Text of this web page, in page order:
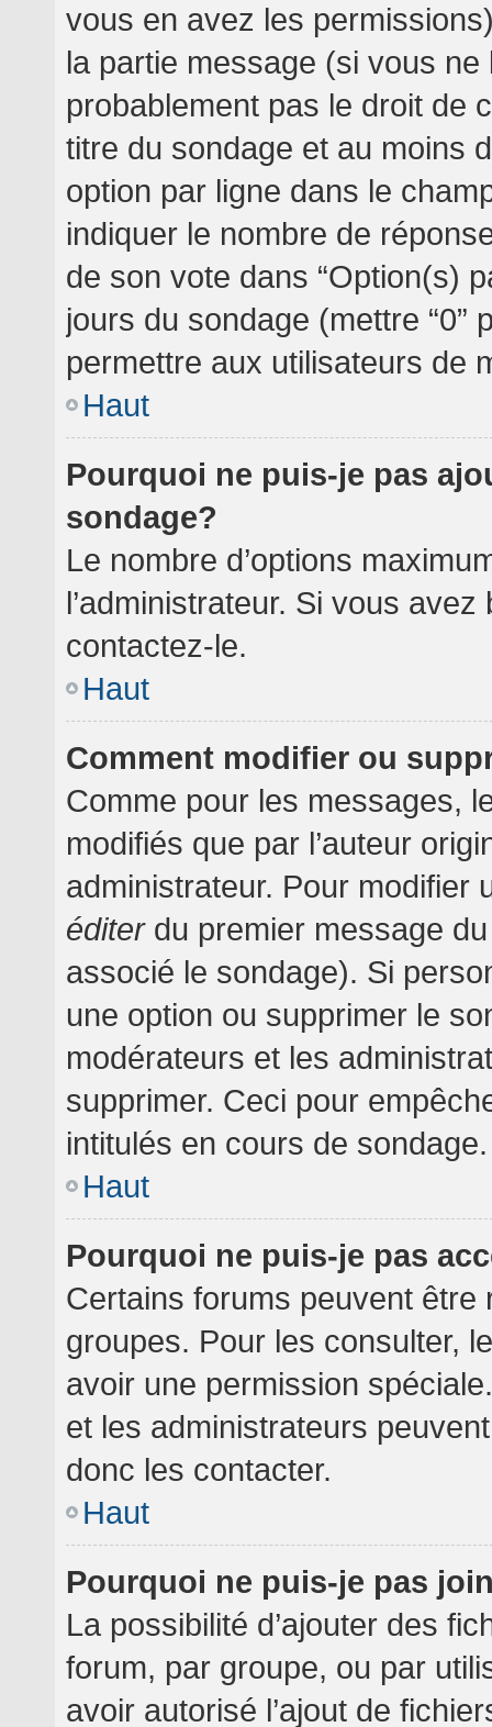
vous en avez les
la partie message (si vous ne
probablement pas le droit de
titre du sondage et au moins
option par ligne dans le
indiquer le nombre de
de son vote dans “Option(s)
jours du sondage (mettre “0”
permettre aux utilisateurs de
Haut
Pourquoi ne puis-je pas
sondage?
Le nombre d’options
l’administrateur. Si vous
contactez-le.
Haut
Comment modifier ou
Comme pour les messages,
modifiés que par l’auteur
administrateur. Pour modifier
éditerdu premier message
associé le sondage). Si
une option ou supprimer le
modérateurs et les
supprimer. Ceci pour
intitulés en cours de sondage.
Haut
Pourquoi ne puis-je pas
Certains forums peuvent
groupes. Pour les consulter,
avoir une permission
et les administrateurs
donc les contacter.
Haut
Pourquoi ne puis-je pas
La possibilité d’ajouter des
forum, par groupe, ou par
avoir autorisé l’ajout de